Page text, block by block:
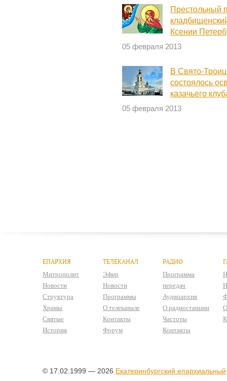
Престольный
Ксении
05 февраля 2013
В Свято-
состоялось
казачьего
05 февраля 2013
ЕПАРХИЯ
Митрополит
Новости
Структура
Храмы
Святые
История
ТЕЛЕКАНАЛ
Эфир
Новости
Программы
О телеканале
Контакты
Форум
РАДИО
Программа
передач
Аудиоархив
О радиостанции
Частоты
Контакты
© 17.02.1999 — 2026 Екатеринбургский епархиальный